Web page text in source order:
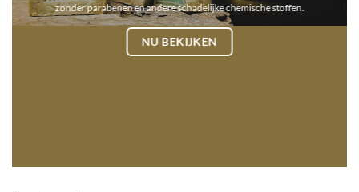
zonder parabenen en andere schadelijke chemische stoffen.
NU BEKIJKEN